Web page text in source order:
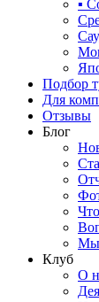
▪
Подбор
Для
Отзывы
Блог
Мы
Клуб
О